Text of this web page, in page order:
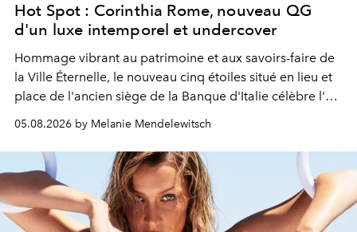
Hot Spot : Corinthia Rome, nouveau QG
d'un luxe intemporel et undercover
Hommage vibrant au patrimoine et aux savoirs-faire de
la Ville Éternelle, le nouveau cinq étoiles situé en lieu et
place de l'ancien siège de la Banque d'Italie célèbre l'art
de vivre Romain dans toute son élégance intemporelle.
05.08.2026 by Melanie Mendelewitsch